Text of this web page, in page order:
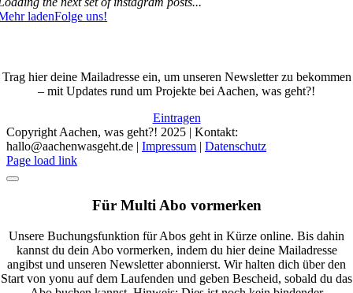
ladenFolge uns!
Trag hier deine Mailadresse ein, um unseren Newsletter zu bekommen
– mit Updates rund um Projekte bei Aachen, was geht?!
Eintragen
Copyright Aachen, was geht?! 2025 | Kontakt:
hallo@aachenwasgeht.de | Impressum
Datenschutz
Instagram
LinkedIn
Tiktok
YouTube
Page load link
Für Multi Abo vormerken
Unsere Buchungsfunktion für Abos geht in Kürze online. Bis dahin
kannst du dein Abo vormerken, indem du hier deine Mailadresse
angibst und unseren Newsletter abonnierst. Wir halten dich über den
Start von yonu auf dem Laufenden und geben Bescheid, sobald du das